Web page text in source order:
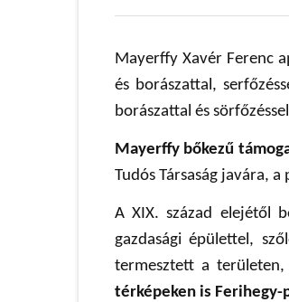
Mayerffy Xavér Ferenc
és borászattal,
borászattal és
Mayerffy bőkezű
Tudós Társaság javára,
A XIX. század elejétől
gazdasági épülettel,
termesztett a
térképeken is